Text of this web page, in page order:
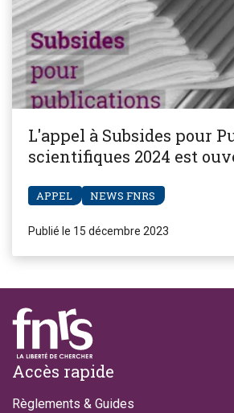
L'appel à Subsides pour
scientifiques 2024 est
APPEL NEWS FNRS
Publié le 15 décembre 2023
Footer
Accès rapide
Règlements & Guides